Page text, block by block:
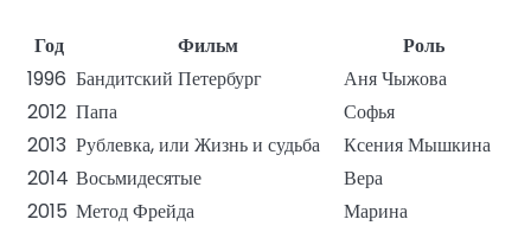
Год Фильм
Роль
1996 Бандитский Петербург
Аня Чыжова
2012 Папа
Софья
2013 Рублевка, или Жизнь и судьба
Ксения Мышкина
2014 Восьмидесятые
Вера
2015 Метод Фрейда Марина